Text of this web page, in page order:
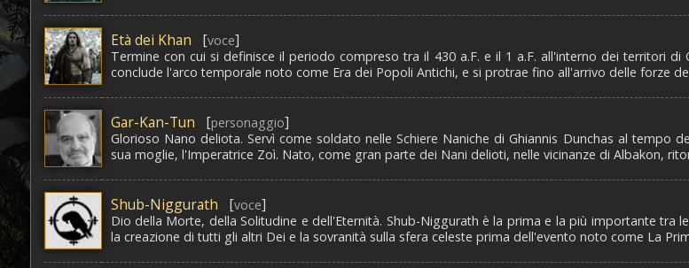
Età dei Khan [voce]
Termine con cui si definisce il periodo compreso tra il 430 a.F. e il 1 a.F. all'interno dei territori
conclude l'arco temporale noto come Era dei Popoli Antichi, e si protrae fino all'arrivo delle forze
Gar-Kan-Tun [personaggio]
Glorioso Nano deliota. Servì come soldato nelle Schiere Naniche di Ghiannis Dunchas al tempo
sua moglie, l'Imperatrice Zoì. Nato, come gran parte dei Nani delioti, nelle vicinanze di Albakon,
Shub-Niggurath [voce]
Dio della Morte, della Solitudine e dell'Eternità. Shub-Niggurath è la prima e la più importante tra
la creazione di tutti gli altri Dei e la sovranità sulla sfera celeste prima dell'evento noto come La